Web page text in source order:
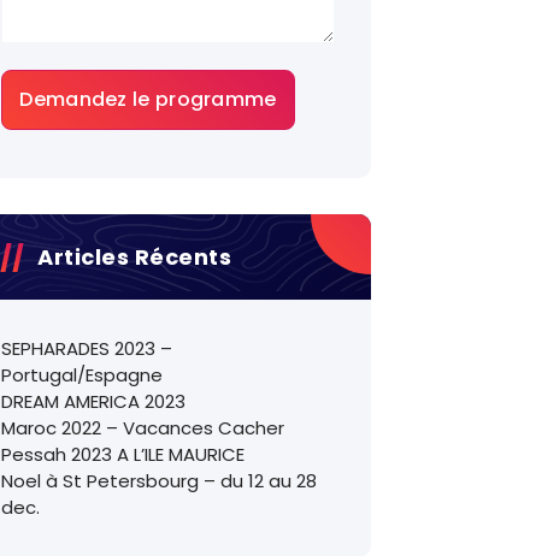
Articles Récents
SEPHARADES 2023 –
Portugal/Espagne
DREAM AMERICA 2023
Maroc 2022 – Vacances Cacher
Pessah 2023 A L’ILE MAURICE
Noel à St Petersbourg – du 12 au 28
dec.